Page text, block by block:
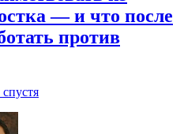
— и что после
против